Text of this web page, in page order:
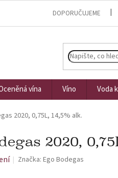
DOPORUČUJEME
vína Víno Voda
2020, 0,75L, 14,5% alk.
2020,
Značka:Ego Bodegas